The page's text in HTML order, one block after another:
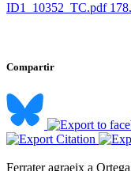
ID1_10352_TC.pdf
Compartir
Ferrater agraeix a